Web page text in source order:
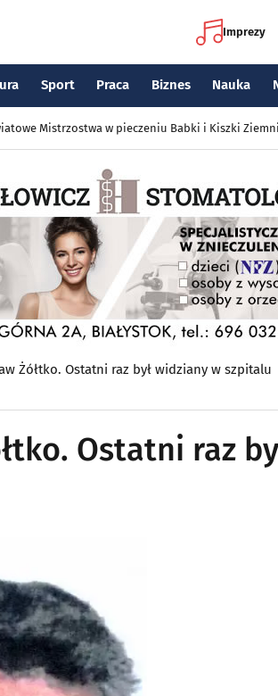
Imprezy
Sport Praca Biznes Nauka
Mistrzostwa w pieczeniu Babki i Kiszki
Żółtko. Ostatni raz był widziany w szpitalu
Ostatni raz